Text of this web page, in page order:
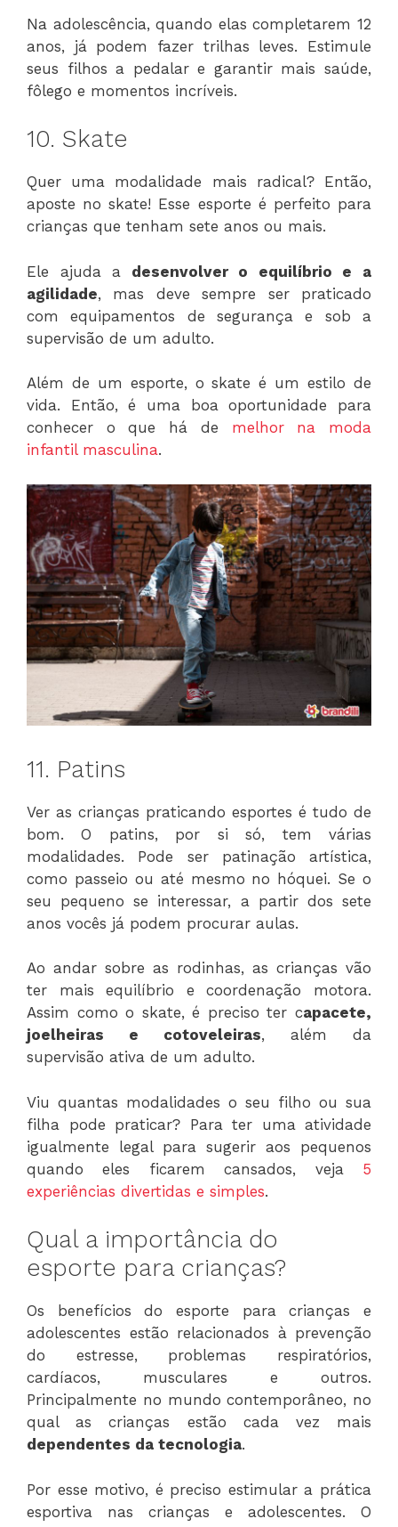
Na adolescência, quando elas completarem 12
anos, já podem fazer trilhas leves. Estimule
seus filhos a pedalar e garantir mais saúde,
fôlego e momentos incríveis.
10. Skate
Quer uma modalidade mais radical? Então,
aposte no skate! Esse esporte é perfeito para
crianças que tenham sete anos ou mais.
Ele ajuda a desenvolver o equilíbrio e a
agilidade, mas deve sempre ser praticado
com equipamentos de segurança e sob a
supervisão de um adulto.
Além de um esporte, o skate é um estilo de
vida. Então, é uma boa oportunidade para
conhecer o que há de melhor na moda
infantil masculina.
11. Patins
Ver as crianças praticando esportes é tudo de
bom. O patins, por si só, tem várias
modalidades. Pode ser patinação artística,
como passeio ou até mesmo no hóquei. Se o
seu pequeno se interessar, a partir dos sete
anos vocês já podem procurar aulas.
Ao andar sobre as rodinhas, as crianças vão
ter mais equilíbrio e coordenação motora.
Assim como o skate, é preciso ter capacete,
joelheiras e cotoveleiras, além da
supervisão ativa de um adulto.
Viu quantas modalidades o seu filho ou sua
filha pode praticar? Para ter uma atividade
igualmente legal para sugerir aos pequenos
quando eles ficarem cansados, veja 5
experiências divertidas e simples.
Qual a importância do
esporte para crianças?
Os benefícios do esporte para crianças e
adolescentes estão relacionados à prevenção
do estresse, problemas respiratórios,
cardíacos, musculares e outros.
Principalmente no mundo contemporâneo, no
qual as crianças estão cada vez mais
dependentes da tecnologia.
Por esse motivo, é preciso estimular a prática
esportiva nas crianças e adolescentes. O